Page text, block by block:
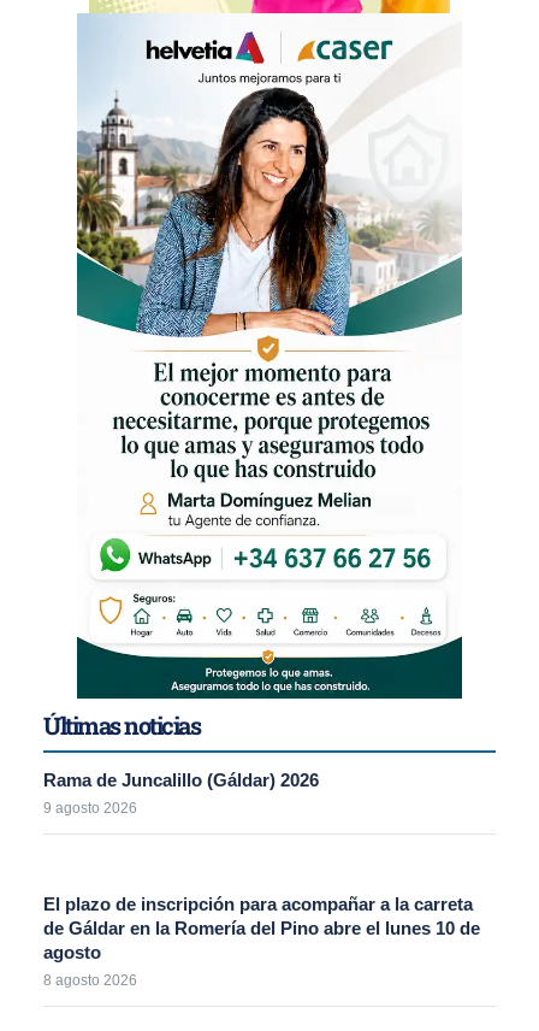
Últimas noticias
Rama de Juncalillo (Gáldar) 2026
9 agosto 2026
El plazo de inscripción para acompañar a la carreta
de Gáldar en la Romería del Pino abre el lunes 10 de
agosto
8 agosto 2026